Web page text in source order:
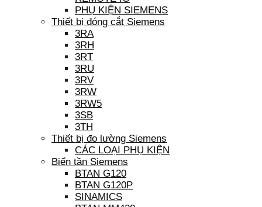
PHỤ KIỆN SIEMENS
Thiết bị đóng cắt Siemens
3RA
3RH
3RT
3RU
3RV
3RW
3RW5
3SB
3TH
Thiết bị đo lường Siemens
CÁC LOẠI PHỤ KIỆN
Biến tần Siemens
BTAN G120
BTAN G120P
SINAMICS